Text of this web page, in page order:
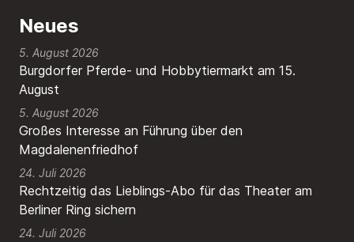
Neues
Burgdorfer Pferde- und Hobbytiermarkt am 15.
August
5. August 2026
Großes Interesse an Führung über den
Magdalenenfriedhof
5. August 2026
Rechtzeitig das Lieblings-Abo für das Theater am
Berliner Ring sichern
24. Juli 2026
24. Juli 2026